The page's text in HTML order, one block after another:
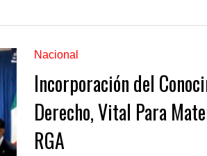
Nacional
Incorporación del
Derecho, Vital Para
RGA